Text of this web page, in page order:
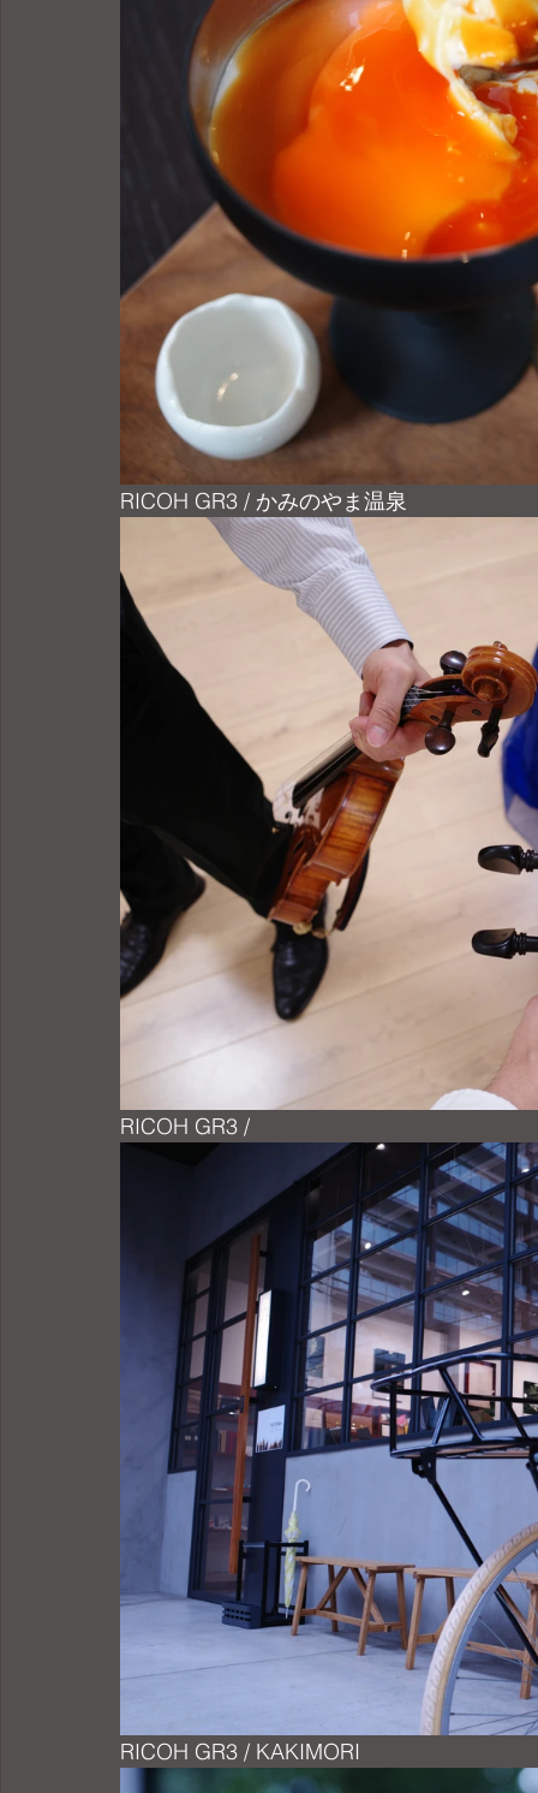
RICOH GR3 / かみのやま温泉
RICOH GR3 /
RICOH GR3 / KAKIMORI